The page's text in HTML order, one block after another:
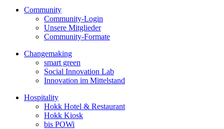
Community
Community-Login
Unsere Mitglieder
Community-Formate
Changemaking
smart green
Social Innovation Lab
Innovation im Mittelstand
Hospitality
Hokk Hotel & Restaurant
Hokk Kiosk
bis POWi